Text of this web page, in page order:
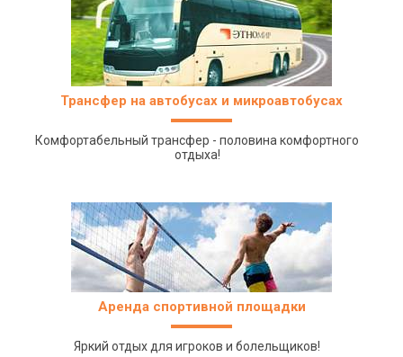
Трансфер на автобусах и микроавтобусах
Комфортабельный трансфер - половина комфортного
отдыха!
Аренда спортивной площадки
Яркий отдых для игроков и болельщиков!